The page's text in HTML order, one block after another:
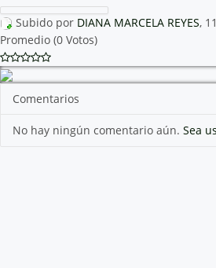
Subido por DIANA MARCELA REYES,
Promedio (0 Votos)
Comentarios
No hay ningún comentario aún. Sea